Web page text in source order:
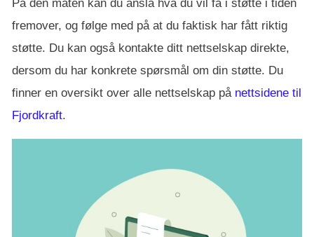
På den måten kan du anslå hva du vil få i støtte i tiden
fremover, og følge med på at du faktisk har fått riktig
støtte. Du kan også kontakte ditt nettselskap direkte,
dersom du har konkrete spørsmål om din støtte. Du
finner en oversikt over alle nettselskap på nettsidene til
Fjordkraft.